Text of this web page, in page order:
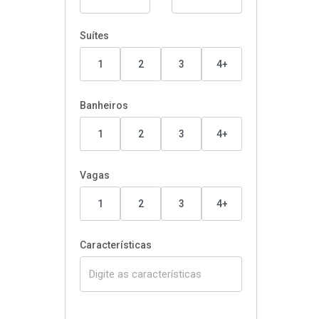
Suítes
1 2 3 4+
Banheiros
1 2 3 4+
Vagas
1 2 3 4+
Características